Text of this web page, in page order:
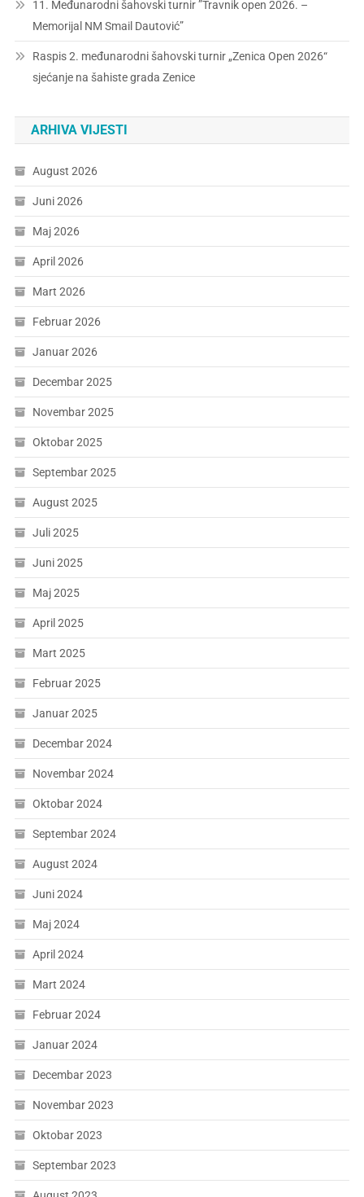
11. Međunarodni šahovski turnir ”Travnik open 2026. –
Memorijal NM Smail Dautović”
Raspis 2. međunarodni šahovski turnir „Zenica Open 2026“
sjećanje na šahiste grada Zenice
ARHIVA VIJESTI
August 2026
Juni 2026
Maj 2026
April 2026
Mart 2026
Februar 2026
Januar 2026
Decembar 2025
Novembar 2025
Oktobar 2025
Septembar 2025
August 2025
Juli 2025
Juni 2025
Maj 2025
April 2025
Mart 2025
Februar 2025
Januar 2025
Decembar 2024
Novembar 2024
Oktobar 2024
Septembar 2024
August 2024
Juni 2024
Maj 2024
April 2024
Mart 2024
Februar 2024
Januar 2024
Decembar 2023
Novembar 2023
Oktobar 2023
Septembar 2023